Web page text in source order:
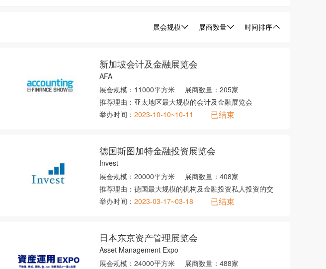
展会规模 展商数量 时间排序
新加坡会计及金融展览会
AFA
展会规模： 11000平方米 展商数量： 205家
推荐理由： 亚太地区最大规模的会计及金融展览会
举办时间： 2023-10-10~10-11 已结束
德国斯图加特金融投资展览会
Invest
展会规模： 20000平方米 展商数量： 408家
推荐理由： 德国最大规模的机构及金融投资私人投资的交
举办时间： 2023-03-17~03-18 已结束
日本东京资产管理展览会
Asset Management Expo
展会规模： 24000平方米 展商数量： 488家